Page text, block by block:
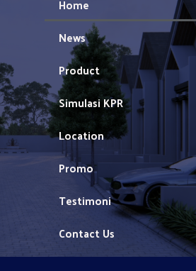
Home
News
Product
Simulasi KPR
Location
Promo
Testimoni
Contact Us